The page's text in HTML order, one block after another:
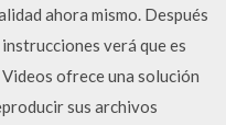
ahora mismo. Después
verá que es
ofrece una solución
sus archivos